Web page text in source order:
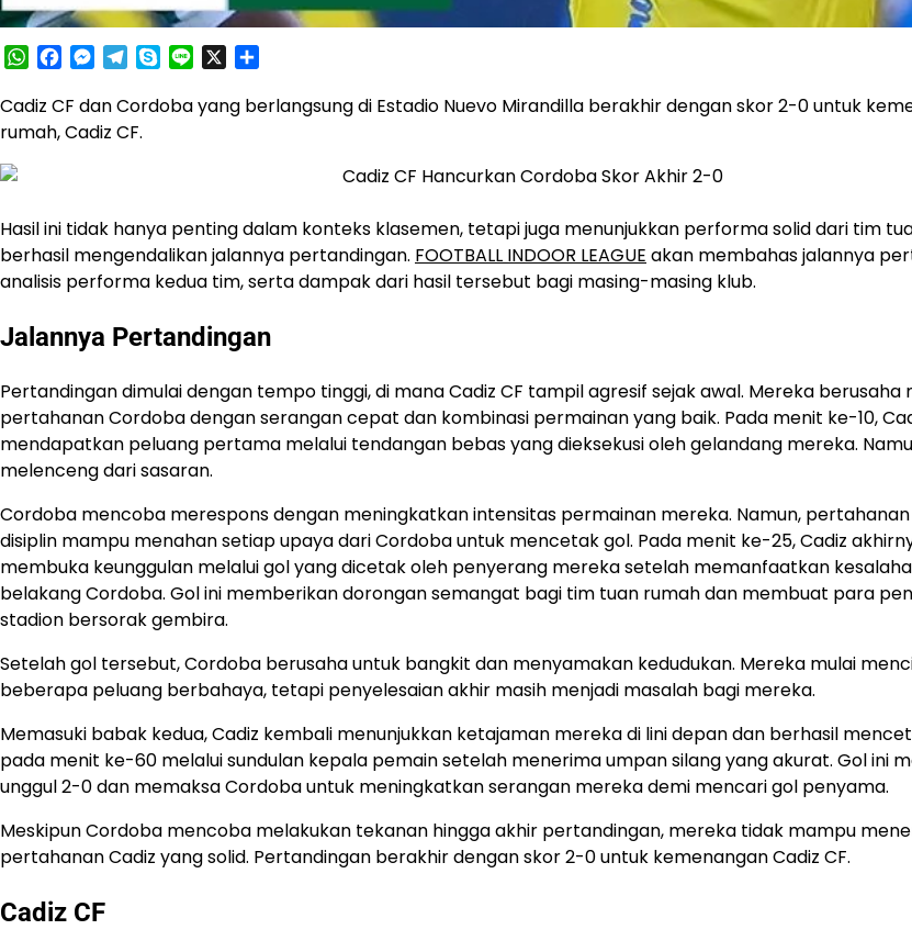
WhatsApp
Facebook
Messenger
Telegram
SkypeLine
Cadiz CF dan Cordoba yang berlangsung di Estadio Nuevo Mirandilla berakhir dengan skor 2-0 untuk
rumah, Cadiz CF.
Hasil ini tidak hanya penting dalam konteks klasemen, tetapi juga menunjukkan performa solid dari tim
berhasil mengendalikan jalannya pertandingan. FOOTBALL INDOOR LEAGUE akan membahas jalannya
analisis performa kedua tim, serta dampak dari hasil tersebut bagi masing-masing klub.
Jalannya Pertandingan
Pertandingan dimulai dengan tempo tinggi, di mana Cadiz CF tampil agresif sejak awal. Mereka berusaha
pertahanan Cordoba dengan serangan cepat dan kombinasi permainan yang baik. Pada menit ke-10,
mendapatkan peluang pertama melalui tendangan bebas yang dieksekusi oleh gelandang mereka.
melenceng dari sasaran.
Cordoba mencoba merespons dengan meningkatkan intensitas permainan mereka. Namun, pertahanan
disiplin mampu menahan setiap upaya dari Cordoba untuk mencetak gol. Pada menit ke-25, Cadiz
membuka keunggulan melalui gol yang dicetak oleh penyerang mereka setelah memanfaatkan
belakang Cordoba. Gol ini memberikan dorongan semangat bagi tim tuan rumah dan membuat para
stadion bersorak gembira.
Setelah gol tersebut, Cordoba berusaha untuk bangkit dan menyamakan kedudukan. Mereka mulai
beberapa peluang berbahaya, tetapi penyelesaian akhir masih menjadi masalah bagi mereka.
Memasuki babak kedua, Cadiz kembali menunjukkan ketajaman mereka di lini depan dan berhasil
pada menit ke-60 melalui sundulan kepala pemain setelah menerima umpan silang yang akurat. Gol ini
unggul 2-0 dan memaksa Cordoba untuk meningkatkan serangan mereka demi mencari gol penyama.
Meskipun Cordoba mencoba melakukan tekanan hingga akhir pertandingan, mereka tidak mampu
pertahanan Cadiz yang solid. Pertandingan berakhir dengan skor 2-0 untuk kemenangan Cadiz CF.
Cadiz CF